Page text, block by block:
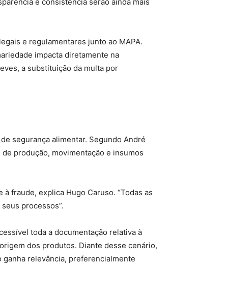
e consistência serão ainda mais
e regulamentares junto ao MAPA.
impacta diretamente na
a substituição da multa por
segurança alimentar. Segundo André
produção, movimentação e insumos
fraude, explica Hugo Caruso. “Todas as
processos”.
toda a documentação relativa à
dos produtos. Diante desse cenário,
relevância, preferencialmente